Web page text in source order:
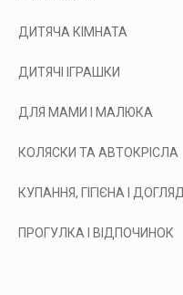
ДИТЯЧА КІМНАТА
ДИТЯЧІ ІГРАШКИ
ДЛЯ МАМИ І МАЛЮКА
КОЛЯСКИ ТА АВТОКРІСЛА
КУПАННЯ, ГІГІЄНА І ДОГЛЯД
ПРОГУЛКА І ВІДПОЧИНОК